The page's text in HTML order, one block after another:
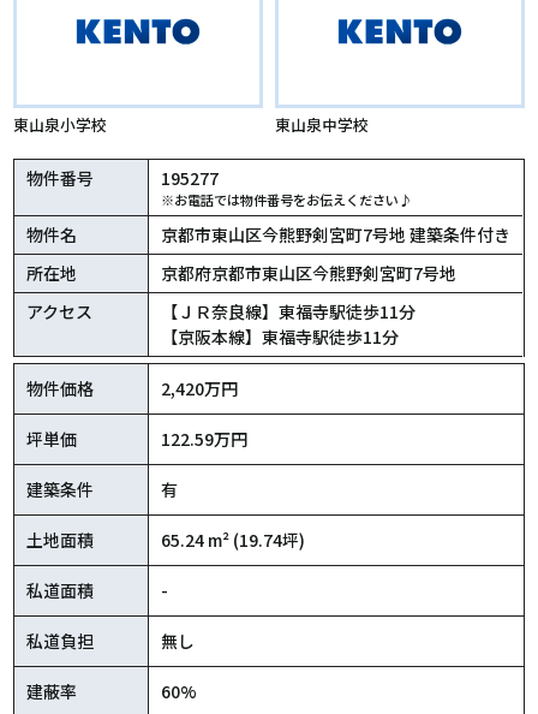
東山泉小学校 東山泉中学校
物件番号 195277
※お電話では物件番号をお伝えください♪
物件名
京都市東山区今熊野剣宮町7号地 建築条件付き
所在地
京都府京都市東山区今熊野剣宮町7号地
アクセス
【ＪＲ奈良線】東福寺駅徒歩11分
【京阪本線】東福寺駅徒歩11分
物件価格 2,420万円
坪単価 122.59万円
建築条件 有
土地面積 65.24 m² (19.74坪)
私道面積 -
私道負担 無し
建蔽率 60%